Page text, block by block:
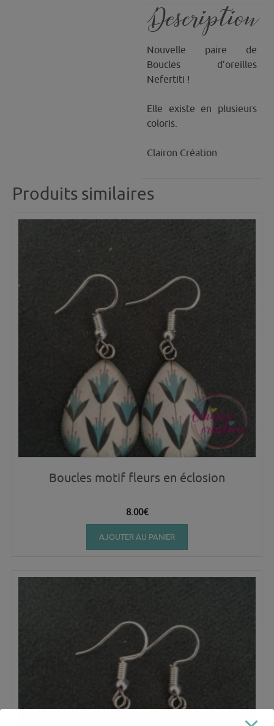
Description
Nouvelle paire de
Boucles d’oreilles
Nefertiti !
Elle existe en plusieurs
coloris.
Clairon Création
Produits similaires
Boucles motif fleurs en éclosion
8.00€
AJOUTER AU PANIER